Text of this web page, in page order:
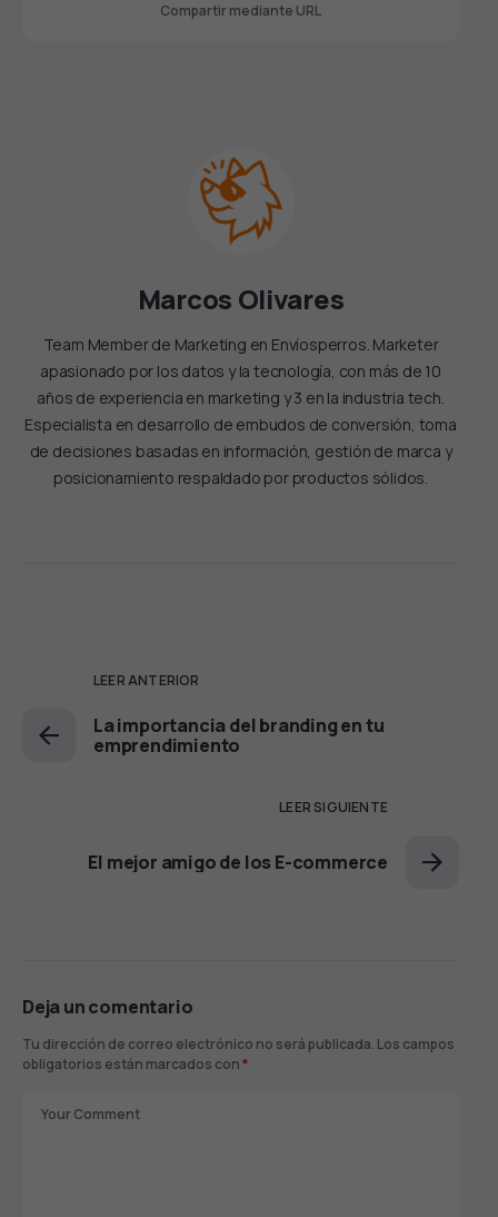
Compartir mediante URL
Marcos Olivares
Team Member de Marketing en Envíosperros. Marketer
apasionado por los datos y la tecnología, con más de 10
años de experiencia en marketing y 3 en la industria tech.
Especialista en desarrollo de embudos de conversión, toma
de decisiones basadas en información, gestión de marca y
posicionamiento respaldado por productos sólidos.
LEER ANTERIOR
La importancia del branding en tu
emprendimiento
LEER SIGUIENTE
El mejor amigo de los E-commerce
Deja un comentario
Tu dirección de correo electrónico no será publicada. Los campos
obligatorios están marcados con*